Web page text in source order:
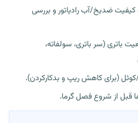
ضدیخ/آب رادیاتور و بررسی
باتری (سر باتری، سولفاته،
(برای کاهش ریپ و بدکارکردن).
قبل از شروع فصل گرما.